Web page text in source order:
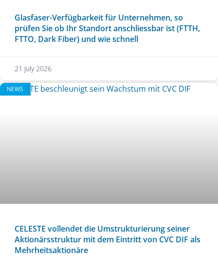
Glasfaser-Verfügbarkeit für Unternehmen, so
prüfen Sie ob Ihr Standort anschliessbar ist (FTTH,
FTTO, Dark Fiber) und wie schnell
21 July 2026
NEWS
CELESTE vollendet die Umstrukturierung seiner
Aktionärsstruktur mit dem Eintritt von CVC DIF als
Mehrheitsaktionäre